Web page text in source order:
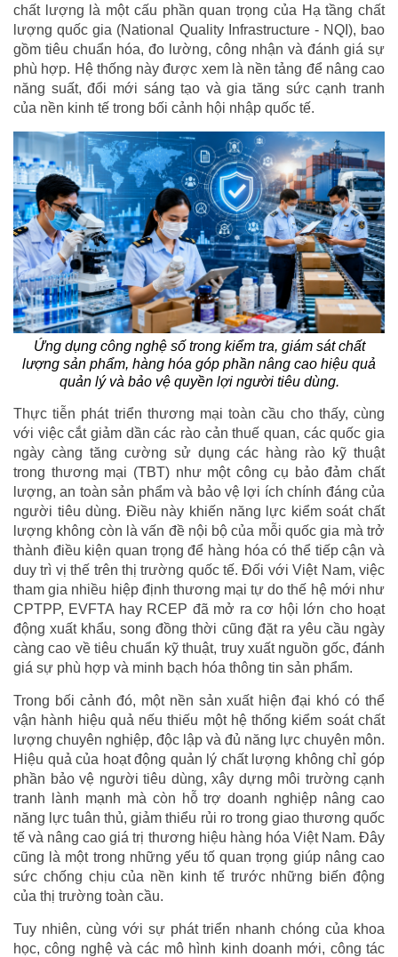
chất lượng là một cấu phần quan trọng của Hạ tầng chất
lượng quốc gia (National Quality Infrastructure - NQI), bao
gồm tiêu chuẩn hóa, đo lường, công nhận và đánh giá sự
phù hợp. Hệ thống này được xem là nền tảng để nâng cao
năng suất, đổi mới sáng tạo và gia tăng sức cạnh tranh
của nền kinh tế trong bối cảnh hội nhập quốc tế.
Ứng dụng công nghệ số trong kiểm tra, giám sát chất
lượng sản phẩm, hàng hóa góp phần nâng cao hiệu quả
quản lý và bảo vệ quyền lợi người tiêu dùng.
Thực tiễn phát triển thương mại toàn cầu cho thấy, cùng
với việc cắt giảm dần các rào cản thuế quan, các quốc gia
ngày càng tăng cường sử dụng các hàng rào kỹ thuật
trong thương mại (TBT) như một công cụ bảo đảm chất
lượng, an toàn sản phẩm và bảo vệ lợi ích chính đáng của
người tiêu dùng. Điều này khiến năng lực kiểm soát chất
lượng không còn là vấn đề nội bộ của mỗi quốc gia mà trở
thành điều kiện quan trọng để hàng hóa có thể tiếp cận và
duy trì vị thế trên thị trường quốc tế. Đối với Việt Nam, việc
tham gia nhiều hiệp định thương mại tự do thế hệ mới như
CPTPP, EVFTA hay RCEP đã mở ra cơ hội lớn cho hoạt
động xuất khẩu, song đồng thời cũng đặt ra yêu cầu ngày
càng cao về tiêu chuẩn kỹ thuật, truy xuất nguồn gốc, đánh
giá sự phù hợp và minh bạch hóa thông tin sản phẩm.
Trong bối cảnh đó, một nền sản xuất hiện đại khó có thể
vận hành hiệu quả nếu thiếu một hệ thống kiểm soát chất
lượng chuyên nghiệp, độc lập và đủ năng lực chuyên môn.
Hiệu quả của hoạt động quản lý chất lượng không chỉ góp
phần bảo vệ người tiêu dùng, xây dựng môi trường cạnh
tranh lành mạnh mà còn hỗ trợ doanh nghiệp nâng cao
năng lực tuân thủ, giảm thiểu rủi ro trong giao thương quốc
tế và nâng cao giá trị thương hiệu hàng hóa Việt Nam. Đây
cũng là một trong những yếu tố quan trọng giúp nâng cao
sức chống chịu của nền kinh tế trước những biến động
của thị trường toàn cầu.
Tuy nhiên, cùng với sự phát triển nhanh chóng của khoa
học, công nghệ và các mô hình kinh doanh mới, công tác